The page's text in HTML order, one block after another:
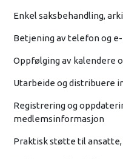
Enkel saksbehandling,
Betjening av telefon og
Oppfølging av kalendere
Utarbeide og distribuere
Registrering og
medlemsinformasjon
Praktisk støtte til